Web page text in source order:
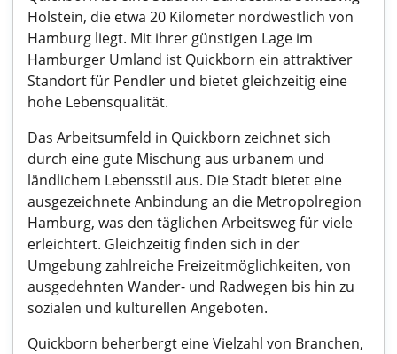
Holstein, die etwa 20 Kilometer nordwestlich von
Hamburg liegt. Mit ihrer günstigen Lage im
Hamburger Umland ist Quickborn ein attraktiver
Standort für Pendler und bietet gleichzeitig eine
hohe Lebensqualität.
Das Arbeitsumfeld in Quickborn zeichnet sich
durch eine gute Mischung aus urbanem und
ländlichem Lebensstil aus. Die Stadt bietet eine
ausgezeichnete Anbindung an die Metropolregion
Hamburg, was den täglichen Arbeitsweg für viele
erleichtert. Gleichzeitig finden sich in der
Umgebung zahlreiche Freizeitmöglichkeiten, von
ausgedehnten Wander- und Radwegen bis hin zu
sozialen und kulturellen Angeboten.
Quickborn beherbergt eine Vielzahl von Branchen,